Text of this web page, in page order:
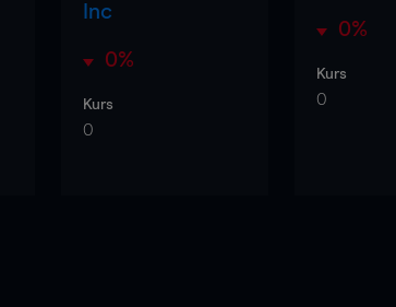
Inc
0%
Kurs
0
0%
Kurs
0